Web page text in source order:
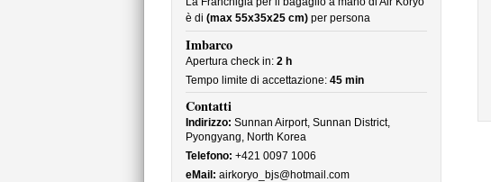
è di (max 55x35x25 cm)per persona
Imbarco
Apertura check in: 2 h
Tempo limite di accettazione: 45 min
Contatti
Indirizzo: Sunnan Airport, Sunnan District,
Pyongyang, North Korea
Telefono: +421 0097 1006
eMail: airkoryo_bjs@hotmail.com